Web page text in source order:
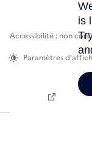
Accessibilité : non
Paramètres
Sauf mention